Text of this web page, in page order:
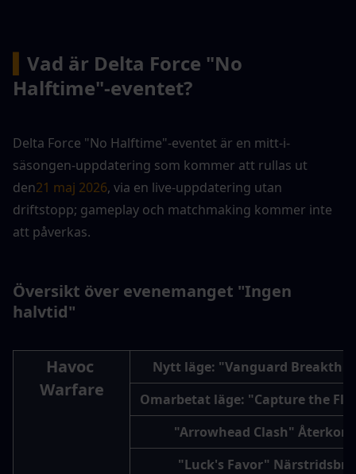
Vad är Delta Force "No
Halftime"-eventet?
Delta Force "No Halftime"-eventet är en mitt-i-
säsongen-uppdatering som kommer att rullas ut
den21 maj 2026, via en live-uppdatering utan
driftstopp; gameplay och matchmaking kommer inte
att påverkas.
Översikt över evenemanget "Ingen
halvtid"
Havoc
Warfare
Nytt läge: "Vanguard
Omarbetat läge: "Capture the
"Arrowhead Clash"
"Luck's Favor"